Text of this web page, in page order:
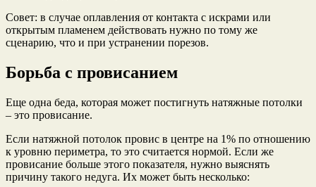
Совет: в случае оплавления от контакта с искрами или
открытым пламенем действовать нужно по тому же
сценарию, что и при устранении порезов.
Борьба с провисанием
Еще одна беда, которая может постигнуть натяжные потолки
– это провисание.
Если натяжной потолок провис в центре на 1% по отношению
к уровню периметра, то это считается нормой. Если же
провисание больше этого показателя, нужно выяснять
причину такого недуга. Их может быть несколько: